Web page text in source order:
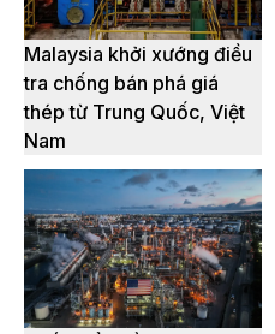
Malaysia khởi xướng điều
tra chống bán phá giá
thép từ Trung Quốc, Việt
Nam